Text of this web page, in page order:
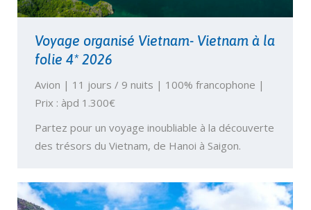
Voyage organisé Vietnam- Vietnam à la
folie 4* 2026
Avion | 11 jours / 9 nuits | 100% francophone |
Prix : àpd 1.300€
Partez pour un voyage inoubliable à la découverte
des trésors du Vietnam, de Hanoi à Saigon.